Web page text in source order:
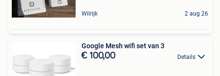
Wilrijk 2 aug 26
Google Mesh wifi set van 3
€ 100,00 Details